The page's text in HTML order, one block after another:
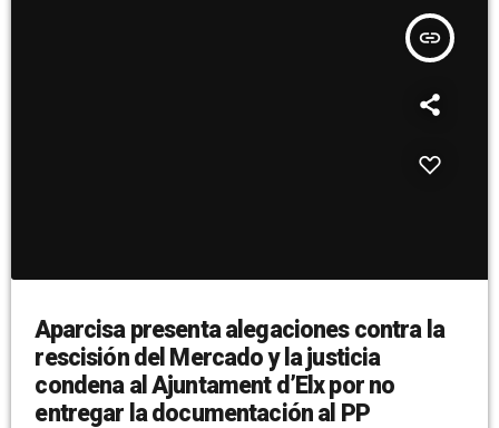
insert_link
Aparcisa presenta alegaciones contra la
rescisión del Mercado y la justicia
condena al Ajuntament d’Elx por no
entregar la documentación al PP